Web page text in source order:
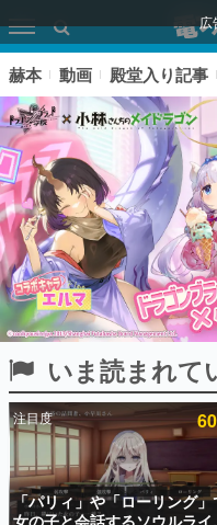
広
ピックアッ
電ファミのいま読まれてい
アプリセール情報
赫本 動画 殿堂入り記事
いま読まれて
注目度
「パリィ」や「ローリング」